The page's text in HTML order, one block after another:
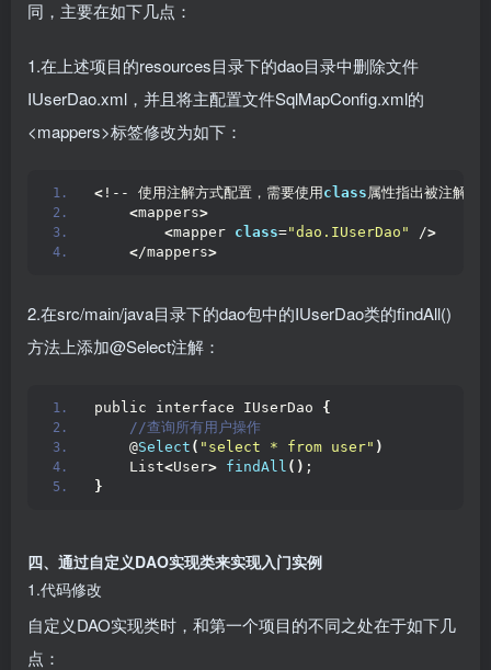
同，主要在如下几点：
1.在上述项目的resources目录下的dao目录中删除文件
IUserDao.xml，并且将主配置文件SqlMapConfig.xml的
<mappers>标签修改为如下：
< !-- 使用注解方式配置，需要使用 class 属性指出被注解
<mappers>
<mapper class="dao.IUserDao" />
</mappers>
2.在src/main/java目录下的dao包中的IUserDao类的findAll()
方法上添加@Select注解：
public interface IUserDao {
//查询所有用户操作
    @
Select ( "select * from user" )
    List
<User> findAll () ;
}
四、通过自定义DAO实现类来实现入门实例
1.代码修改
自定义DAO实现类时，和第一个项目的不同之处在于如下几
点：